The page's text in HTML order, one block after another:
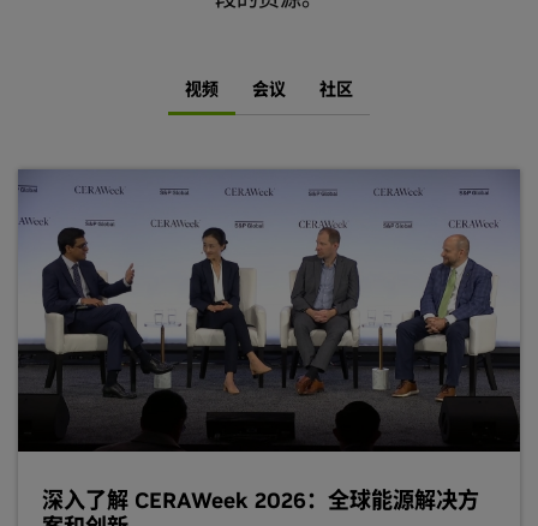
视频 会议 社区
深入了解 CERAWeek 2026：全球能源解决方